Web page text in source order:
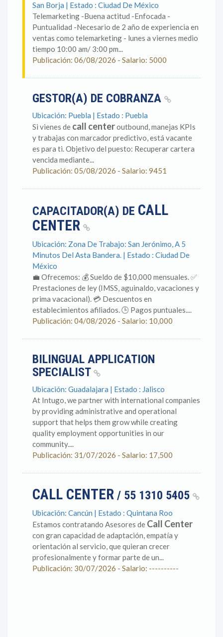
San Borja | Estado : Ciudad De México
Telemarketing -Buena actitud -Enfocada -
Puntualidad -Necesario de 2 año de experiencia en
ventas como telemarketing - lunes a viernes medio
tiempo 10:00 am/ 3:00 pm...
Publicación: 06/08/2026 - Salario: 5000
GESTOR(A) DE COBRANZA
Ubicación: Puebla | Estado : Puebla
Si vienes de call centeroutbound, manejas KPIs
y trabajas con marcador predictivo, está vacante
es para ti. Objetivo del puesto: Recuperar cartera
vencida mediante...
Publicación: 05/08/2026 - Salario: 9451
CAPACITADOR(A) DE CALL
CENTER
Ubicación: Zona De Trabajo: San Jerónimo, A 5
Minutos Del Asta Bandera. | Estado : Ciudad De
México
💼 Ofrecemos: 💰 Sueldo de $10,000 mensuales. ✅
Prestaciones de ley (IMSS, aguinaldo, vacaciones y
prima vacacional). 💳 Descuentos en
establecimientos afiliados. 🕒 Pagos puntuales....
Publicación: 04/08/2026 - Salario: 10,000
BILINGUAL APPLICATION
SPECIALIST
Ubicación: Guadalajara | Estado : Jalisco
At Intugo, we partner with international companies
by providing administrative and operational
support that helps them grow while creating
quality employment opportunities in our
community....
Publicación: 31/07/2026 - Salario: 17,500
CALL CENTER / 55 1310 5405
Ubicación: Cancún | Estado : Quintana Roo
Estamos contratando Asesores de Call Center
con gran capacidad de adaptación, empatía y
orientación al servicio, que quieran crecer
profesionalmente y formar parte de un...
Publicación: 30/07/2026 - Salario: ----------